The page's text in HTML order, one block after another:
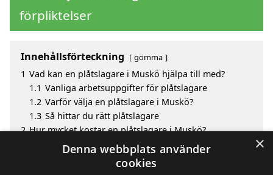
förpliktelser
Innehållsförteckning gömma
1 Vad kan en plåtslagare i Muskö hjälpa till med?
1.1 Vanliga arbetsuppgifter för plåtslagare
1.2 Varför välja en plåtslagare i Muskö?
1.3 Så hittar du rätt plåtslagare
2 Hur mycket kostar en plåtslagare i Muskö?
Fördelar med att välja plåtslagare i Muskö
Sök efter en skicklig plåtslagare i de omgivande
×
Denna webbplats använder
cookies